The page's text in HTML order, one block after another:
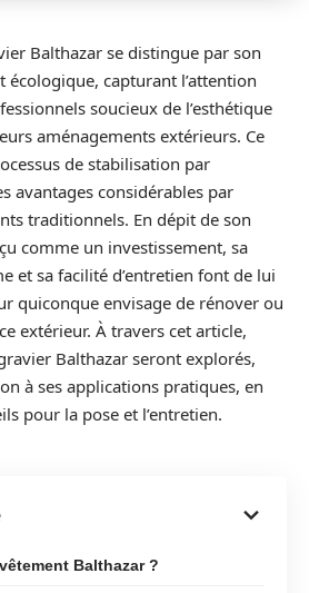
Balthazar se distingue par son
écologique, capturant l’attention
soucieux de l’esthétique
aménagements extérieurs. Ce
de stabilisation par
avantages considérables par
traditionnels. En dépit de son
comme un investissement, sa
et sa facilité d’entretien font de lui
quiconque envisage de rénover ou
extérieur. À travers cet article,
Balthazar seront explorés,
à ses applications pratiques, en
pour la pose et l’entretien.
Balthazar ?